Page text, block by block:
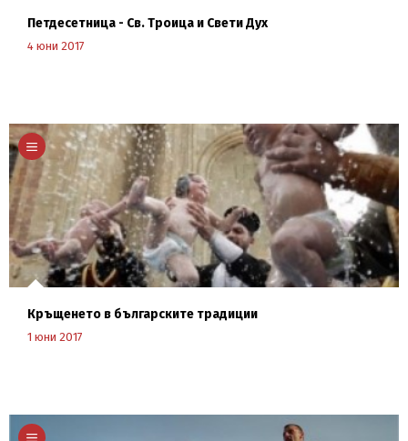
Петдесетница - Св. Троица и Свети Дух
4 юни 2017
Научи повече
Кръщенето в българските традиции
1 юни 2017
Научи повече